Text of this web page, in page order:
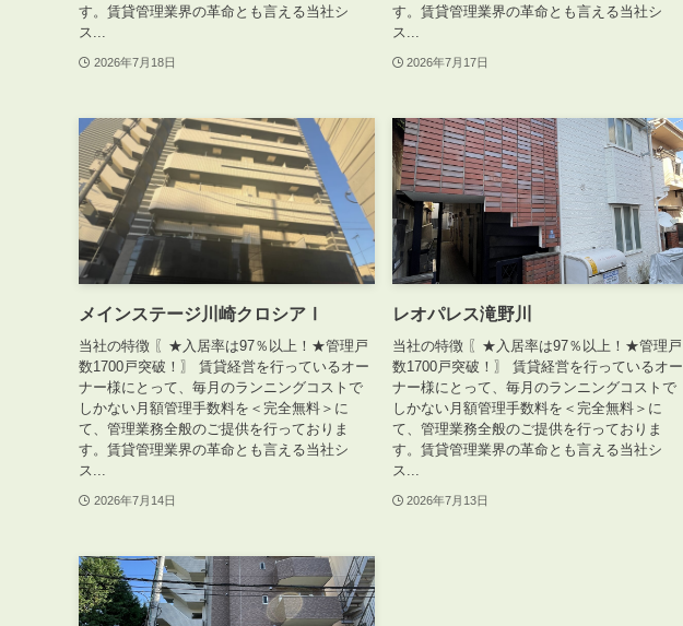
す。賃貸管理業界の革命とも言える当社シ
ス...
2026年7月18日
す。賃貸管理業界の革命とも言える当社シ
ス...
2026年7月17日
メインステージ川崎クロシアⅠ
当社の特徴 〖★入居率は97％以上！★管理戸
数1700戸突破！〗 賃貸経営を行っているオー
ナー様にとって、毎月のランニングコストで
しかない月額管理手数料を＜完全無料＞に
て、管理業務全般のご提供を行っておりま
す。賃貸管理業界の革命とも言える当社シ
ス...
2026年7月14日
レオパレス滝野川
当社の特徴 〖★入居率は97％以上！★管理戸
数1700戸突破！〗 賃貸経営を行っているオー
ナー様にとって、毎月のランニングコストで
しかない月額管理手数料を＜完全無料＞に
て、管理業務全般のご提供を行っておりま
す。賃貸管理業界の革命とも言える当社シ
ス...
2026年7月13日